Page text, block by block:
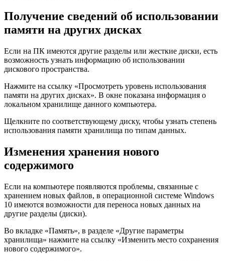
Получение сведений об использовании
памяти на других дисках
Если на ПК имеются другие разделы или жесткие диски, есть
возможность узнать информацию об использовании
дискового пространства.
Нажмите на ссылку «Просмотреть уровень использования
памяти на других дисках». В окне показана информация о
локальном хранилище данного компьютера.
Щелкните по соответствующему диску, чтобы узнать степень
использования памяти хранилища по типам данных.
Изменения хранения нового
содержимого
Если на компьютере появляются проблемы, связанные с
хранением новых файлов, в операционной системе Windows
10 имеются возможности для переноса новых данных на
другие разделы (диски).
Во вкладке «Память», в разделе «Другие параметры
хранилища» нажмите на ссылку «Изменить место сохранения
нового содержимого».